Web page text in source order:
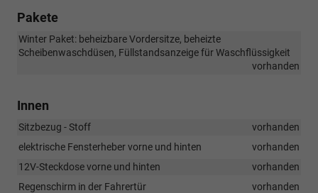
Pakete
Winter Paket: beheizbare Vordersitze, beheizte
Scheibenwaschdüsen, Füllstandsanzeige für Waschflüssigkeit
vorhanden
Innen
Sitzbezug - Stoff
vorhanden
elektrische Fensterheber vorne und hinten
vorhanden
12V-Steckdose vorne und hinten
vorhanden
Regenschirm in der Fahrertür
vorhanden